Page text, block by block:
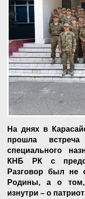
На днях в
прошла встреча
специального
КНБ РК с
Разговор был не
Родины, а о
изнутри – о